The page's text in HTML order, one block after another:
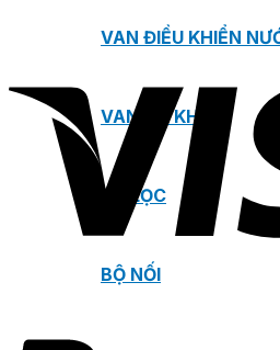
VAN ĐIỀU KHIỂN
VAN XẢ KHÍ
BỘ LỌC
BỘ NỐI